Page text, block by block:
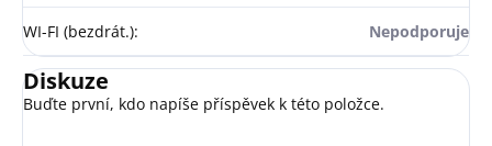
WI-FI (bezdrát.): Nepodporuje
Diskuze
Buďte první, kdo napíše příspěvek k této položce.